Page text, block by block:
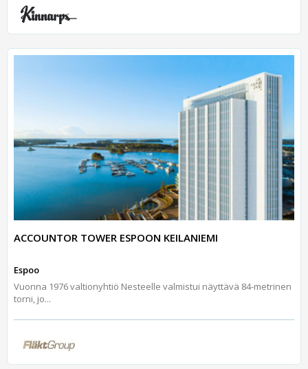
ACCOUNTOR TOWER ESPOON KEILANIEMI
Espoo
Vuonna 1976 valtionyhtiö Nesteelle valmistui näyttävä 84-metrinen
torni, jo...